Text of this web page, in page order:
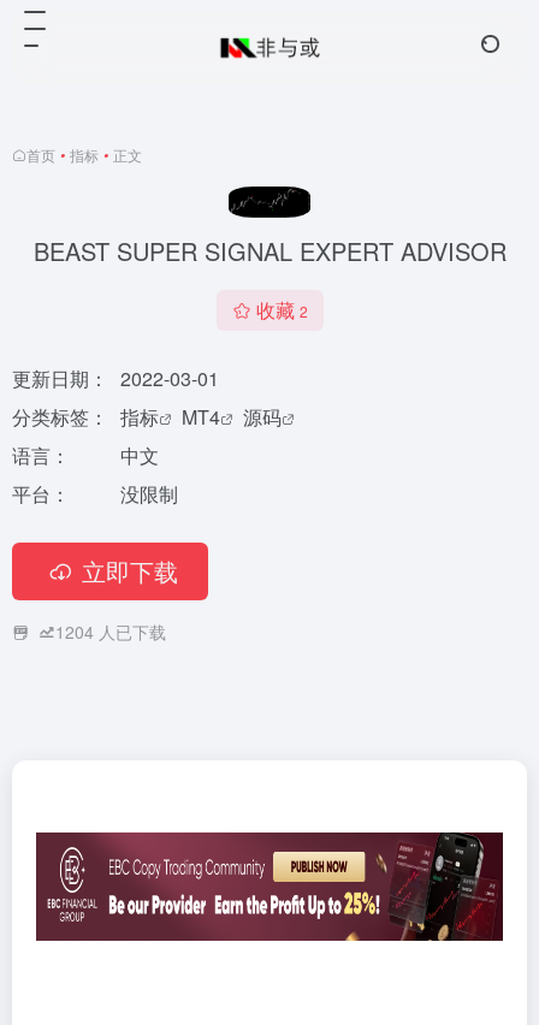
首页 • 指标 • 正文
BEAST SUPER SIGNAL EXPERT ADVISOR
收藏 2
更新日期：
2022-03-01
分类标签：
指标 MT4
源码
语言：
中文
平台：
没限制
立即下载
1204 人已下载